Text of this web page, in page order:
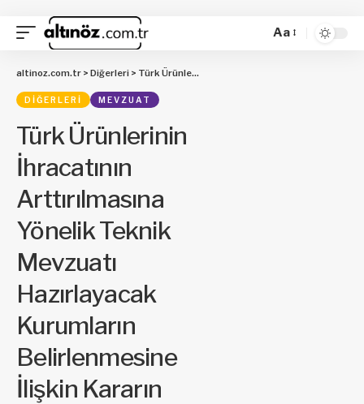
Aa
altinoz.com.tr > Diğerleri > Türk Ürünlerinin İhracatının Arttırılmasına Yönelik Teknik Mevzuatı Hazırlayacak Kurumların Belirlenmesine İlişkin Kararın Ekinde Yapılan Düzenlemenin Duyurulması Hakkında Tebliğ (Ürün Güvenliği ve Denetimi: 2019/29)
DIĞERLERI MEVZUAT
Türk Ürünlerinin
İhracatının
Arttırılmasına
Yönelik Teknik
Mevzuatı
Hazırlayacak
Kurumların
Belirlenmesine
İlişkin Kararın